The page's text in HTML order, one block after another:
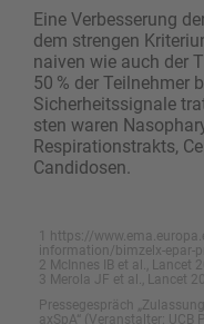
Eine Verbesserung
dem strengen
naiven wie auch der
50 % der Teilnehmer
Sicherheitssignale
sten waren
Respirationstrakts,
Candidosen.
1 https://
information/bimzelx-epar-
2 McInnes IB et al., Lancet
3 Merola JF et al., Lancet
Pressegespräch
axSpA“ (Veranstalter: